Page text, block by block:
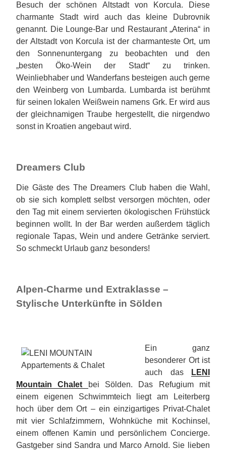
Besuch der schönen Altstadt von Korcula. Diese
charmante Stadt wird auch das kleine Dubrovnik
genannt. Die Lounge-Bar und Restaurant „Aterina“ in
der Altstadt von Korcula ist der charmanteste Ort, um
den Sonnenuntergang zu beobachten und den
„besten Öko-Wein der Stadt“ zu trinken.
Weinliebhaber und Wanderfans besteigen auch gerne
den Weinberg von Lumbarda. Lumbarda ist berühmt
für seinen lokalen Weißwein namens Grk. Er wird aus
der gleichnamigen Traube hergestellt, die nirgendwo
sonst in Kroatien angebaut wird.
Dreamers Club
Die Gäste des The Dreamers Club haben die Wahl,
ob sie sich komplett selbst versorgen möchten, oder
den Tag mit einem servierten ökologischen Frühstück
beginnen wollt. In der Bar werden außerdem täglich
regionale Tapas, Wein und andere Getränke serviert.
So schmeckt Urlaub ganz besonders!
Alpen-Charme und Extraklasse –
Stylische Unterkünfte in Sölden
Ein ganz
besonderer Ort ist
auch das
LENI
Mountain Chalet
bei Sölden. Das Refugium mit
einem eigenen Schwimmteich liegt am Leiterberg
hoch über dem Ort – ein einzigartiges Privat-Chalet
mit vier Schlafzimmern, Wohnküche mit Kochinsel,
einem offenen Kamin und persönlichem Concierge.
Gastgeber sind Sandra und Marco Arnold. Sie lieben